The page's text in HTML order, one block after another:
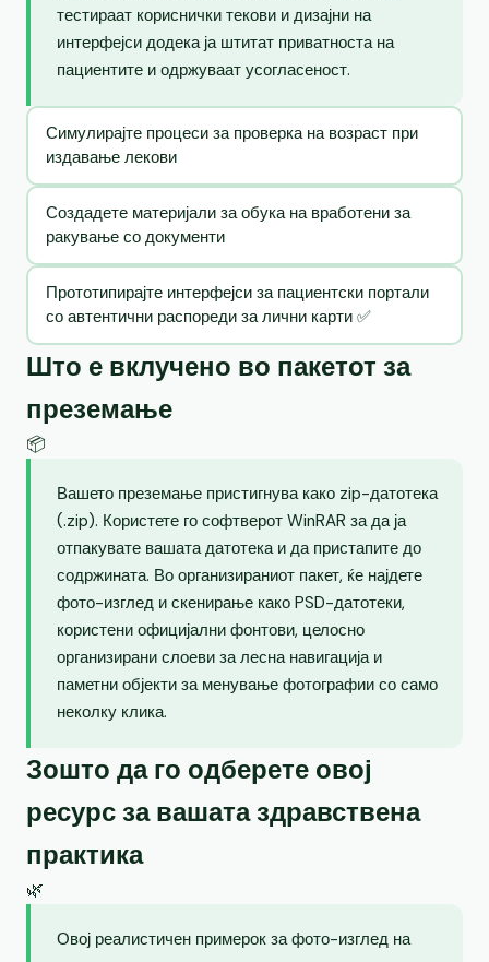
тестираат кориснички текови и дизајни на
интерфејси додека ја штитат приватноста на
пациентите и одржуваат усогласеност.
Симулирајте процеси за проверка на возраст при
издавање лекови
Создадете материјали за обука на вработени за
ракување со документи
Прототипирајте интерфејси за пациентски портали
со автентични распореди за лични карти ✅
Што е вклучено во пакетот за
преземање
📦
Вашето преземање пристигнува како zip-датотека
(.zip). Користете го софтверот WinRAR за да ја
отпакувате вашата датотека и да пристапите до
содржината. Во организираниот пакет, ќе најдете
фото-изглед и скенирање како PSD-датотеки,
користени официјални фонтови, целосно
организирани слоеви за лесна навигација и
паметни објекти за менување фотографии со само
неколку клика.
Зошто да го одберете овој
ресурс за вашата здравствена
практика
🌿
Овој реалистичен примерок за фото-изглед на